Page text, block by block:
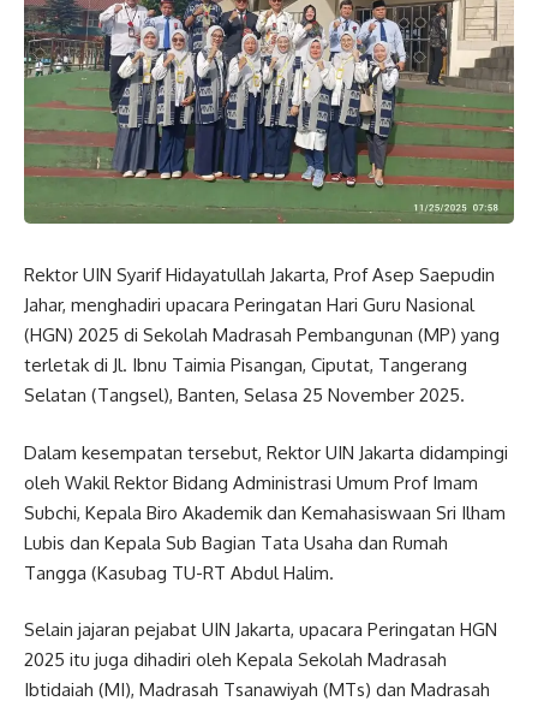
Rektor UIN Syarif Hidayatullah Jakarta, Prof Asep Saepudin
Jahar, menghadiri upacara Peringatan Hari Guru Nasional
(HGN) 2025 di Sekolah Madrasah Pembangunan (MP) yang
terletak di Jl. Ibnu Taimia Pisangan, Ciputat, Tangerang
Selatan (Tangsel), Banten, Selasa 25 November 2025.
Dalam kesempatan tersebut, Rektor UIN Jakarta didampingi
oleh Wakil Rektor Bidang Administrasi Umum Prof Imam
Subchi, Kepala Biro Akademik dan Kemahasiswaan Sri Ilham
Lubis dan Kepala Sub Bagian Tata Usaha dan Rumah
Tangga (Kasubag TU-RT Abdul Halim.
Selain jajaran pejabat UIN Jakarta, upacara Peringatan HGN
2025 itu juga dihadiri oleh Kepala Sekolah Madrasah
Ibtidaiah (MI), Madrasah Tsanawiyah (MTs) dan Madrasah